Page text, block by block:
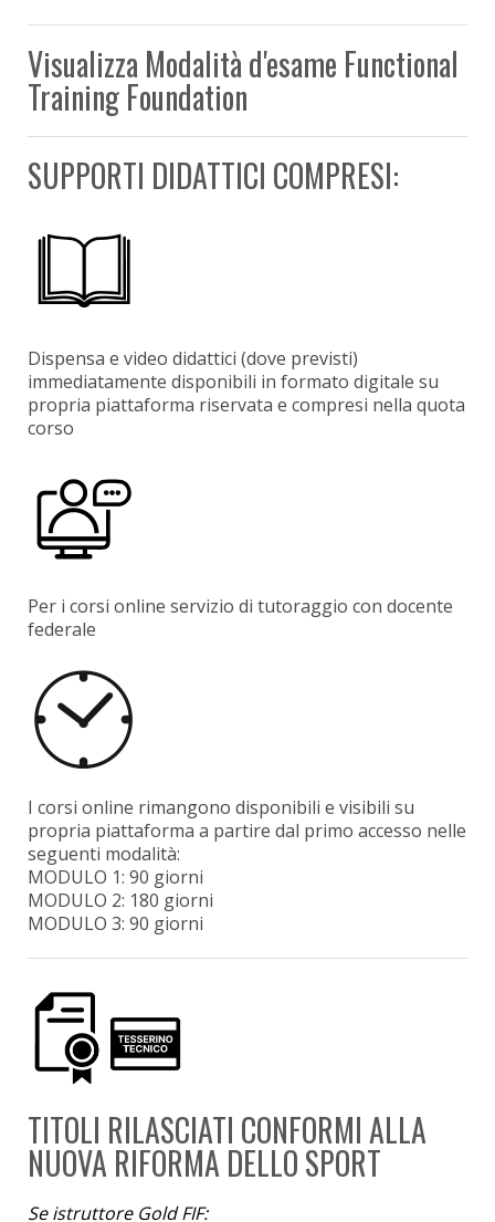
Visualizza Modalità d'esame Functional
Training Foundation
SUPPORTI DIDATTICI COMPRESI:
Dispensa e video didattici (dove previsti)
immediatamente disponibili in formato digitale su
propria piattaforma riservata e compresi nella quota
corso
Per i corsi online servizio di tutoraggio con docente
federale
I corsi online rimangono disponibili e visibili su
propria piattaforma a partire dal primo accesso nelle
seguenti modalità:
MODULO 1: 90 giorni
MODULO 2: 180 giorni
MODULO 3: 90 giorni
TITOLI RILASCIATI CONFORMI ALLA
NUOVA RIFORMA DELLO SPORT
Se istruttore Gold FIF: